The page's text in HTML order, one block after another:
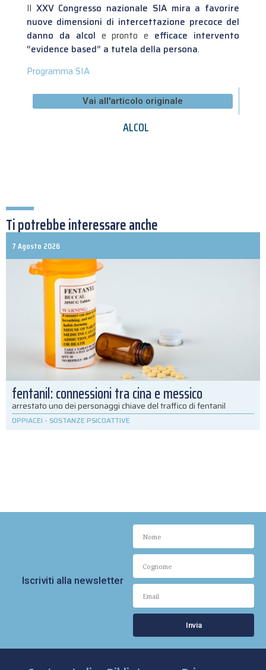
Il XXV Congresso nazionale SIA mira a favorire
nuove dimensioni di intercettazione precoce del
danno da alcol e pronto e efficace intervento
“evidence based” a tutela della persona.
Programma SIA
Vai all'articolo originale
ALCOL
Ti potrebbe interessare anche
7 Agosto 2026
fentanil: connessioni tra cina e messico
arrestato uno dei personaggi chiave del traffico di fentanil
OPPIACEI - SOSTANZE PSICOATTIVE
Iscriviti alla newsletter
Invia